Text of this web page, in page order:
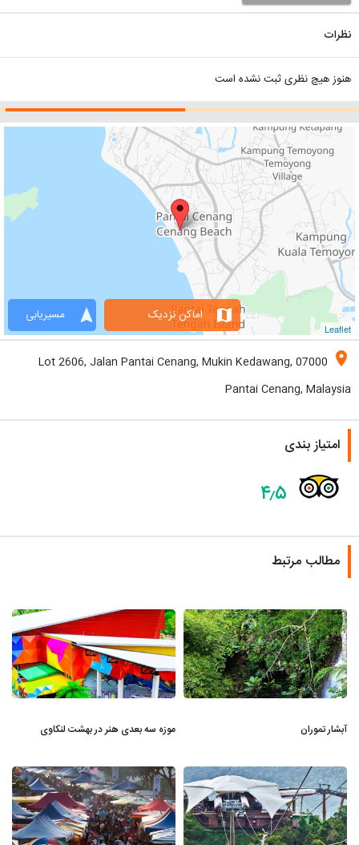
نظرات
هنوز هیچ نظری ثبت نشده است
Leaflet
navigation مسیریابی map اماکن نزدیک
location_on
Lot 2606, Jalan Pantai Cenang, Mukin Kedawang, 07000
Pantai Cenang, Malaysia
امتیاز بندی
۴٫۵
مطالب مرتبط
آبشار تموران موزه سه بعدی هنر در بهشت لنکاوی